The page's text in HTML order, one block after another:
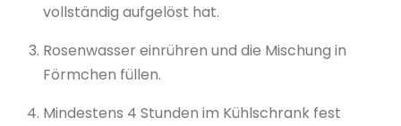
vollständig aufgelöst hat.
Rosenwasser einrühren und die Mischung in
Förmchen füllen.
Mindestens 4 Stunden im Kühlschrank fest